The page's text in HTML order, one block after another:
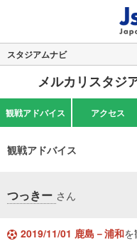
スタジアムナビ
メルカリスタジ
観戦アドバイス アクセス
観戦アドバイス
つっきー さん
2019/11/01 鹿島－浦和